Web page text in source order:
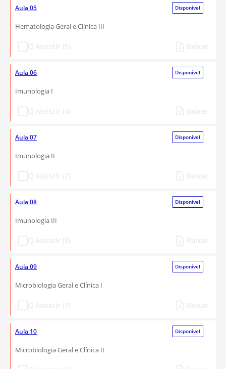
Aula 05 Disponível
Hematologia Geral e Clínica III
Aula 06 Disponível
Imunologia I
Aula 07 Disponível
Imunologia II
Aula 08 Disponível
Imunologia III
Aula 09 Disponível
Microbiologia Geral e Clínica I
Aula 10 Disponível
Microbiologia Geral e Clínica II